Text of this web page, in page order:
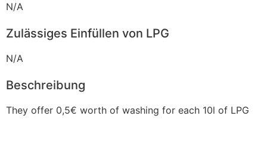
N/A
Zulässiges Einfüllen von LPG
N/A
Beschreibung
They offer 0,5€ worth of washing for each 10l of LPG